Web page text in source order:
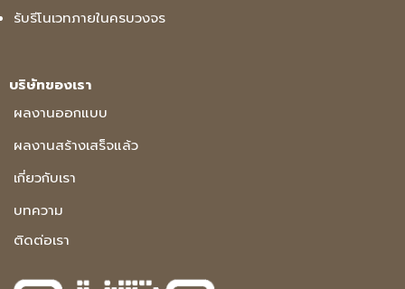
รับรีโนเวทภายในครบวงจร
ริษัทของเรา
ผลงานออกแบบ
ผลงานสร้างเสร็จแล้ว
เกี่ยวกับเรา
บทความ
ติดต่อเรา